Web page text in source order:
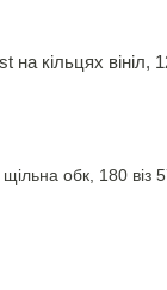
на кiльцях вiнiл,